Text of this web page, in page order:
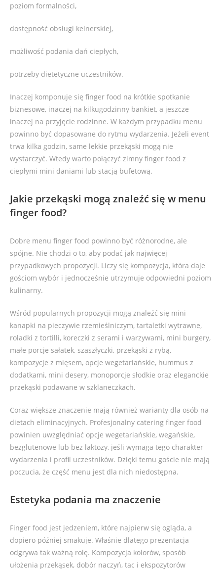
poziom formalności,
dostępność obsługi kelnerskiej,
możliwość podania dań ciepłych,
potrzeby dietetyczne uczestników.
Inaczej komponuje się finger food na krótkie spotkanie
biznesowe, inaczej na kilkugodzinny bankiet, a jeszcze
inaczej na przyjęcie rodzinne. W każdym przypadku menu
powinno być dopasowane do rytmu wydarzenia. Jeżeli event
trwa kilka godzin, same lekkie przekąski mogą nie
wystarczyć. Wtedy warto połączyć zimny finger food z
ciepłymi mini daniami lub stacją bufetową.
Jakie przekąski mogą znaleźć się w menu
finger food?
Dobre menu finger food powinno być różnorodne, ale
spójne. Nie chodzi o to, aby podać jak najwięcej
przypadkowych propozycji. Liczy się kompozycja, która daje
gościom wybór i jednocześnie utrzymuje odpowiedni poziom
kulinarny.
Wśród popularnych propozycji mogą znaleźć się mini
kanapki na pieczywie rzemieślniczym, tartaletki wytrawne,
roladki z tortilli, koreczki z serami i warzywami, mini burgery,
małe porcje sałatek, szaszłyczki, przekąski z rybą,
kompozycje z mięsem, opcje wegetariańskie, hummus z
dodatkami, mini desery, monoporcje słodkie oraz eleganckie
przekąski podawane w szklaneczkach.
Coraz większe znaczenie mają również warianty dla osób na
dietach eliminacyjnych. Profesjonalny catering finger food
powinien uwzględniać opcje wegetariańskie, wegańskie,
bezglutenowe lub bez laktozy, jeśli wymaga tego charakter
wydarzenia i profil uczestników. Dzięki temu goście nie mają
poczucia, że część menu jest dla nich niedostępna.
Estetyka podania ma znaczenie
Finger food jest jedzeniem, które najpierw się ogląda, a
dopiero później smakuje. Właśnie dlatego prezentacja
odgrywa tak ważną rolę. Kompozycja kolorów, sposób
ułożenia przekąsek, dobór naczyń, tac i ekspozytorów